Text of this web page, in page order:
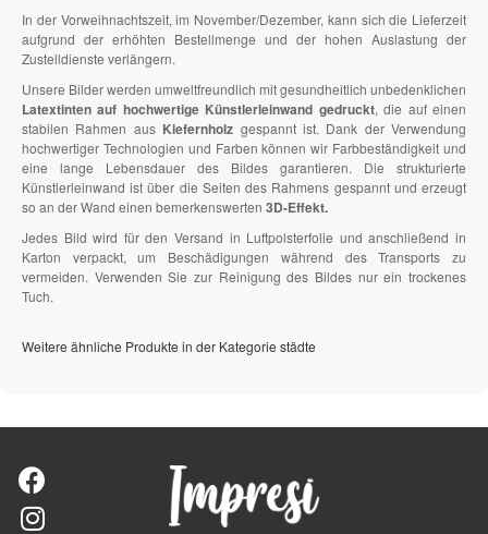
In der Vorweihnachtszeit, im November/Dezember, kann sich die Lieferzeit
aufgrund der erhöhten Bestellmenge und der hohen Auslastung der
Zustelldienste verlängern.
Unsere Bilder werden umweltfreundlich mit gesundheitlich unbedenklichen
Latextinten auf hochwertige Künstlerleinwand gedruckt, die auf einen
stabilen Rahmen aus Kiefernholz gespannt ist. Dank der Verwendung
hochwertiger Technologien und Farben können wir Farbbeständigkeit und
eine lange Lebensdauer des Bildes garantieren. Die strukturierte
Künstlerleinwand ist über die Seiten des Rahmens gespannt und erzeugt
so an der Wand einen bemerkenswerten 3D-Effekt.
Jedes Bild wird für den Versand in Luftpolsterfolie und anschließend in
Karton verpackt, um Beschädigungen während des Transports zu
vermeiden. Verwenden Sie zur Reinigung des Bildes nur ein trockenes
Tuch.
Weitere ähnliche Produkte in der Kategorie städte